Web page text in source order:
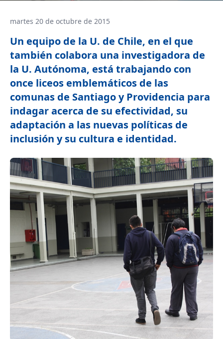
martes 20 de octubre de 2015
Un equipo de la U. de Chile, en el que
también colabora una investigadora de
la U. Autónoma, está trabajando con
once liceos emblemáticos de las
comunas de Santiago y Providencia para
indagar acerca de su efectividad, su
adaptación a las nuevas políticas de
inclusión y su cultura e identidad.